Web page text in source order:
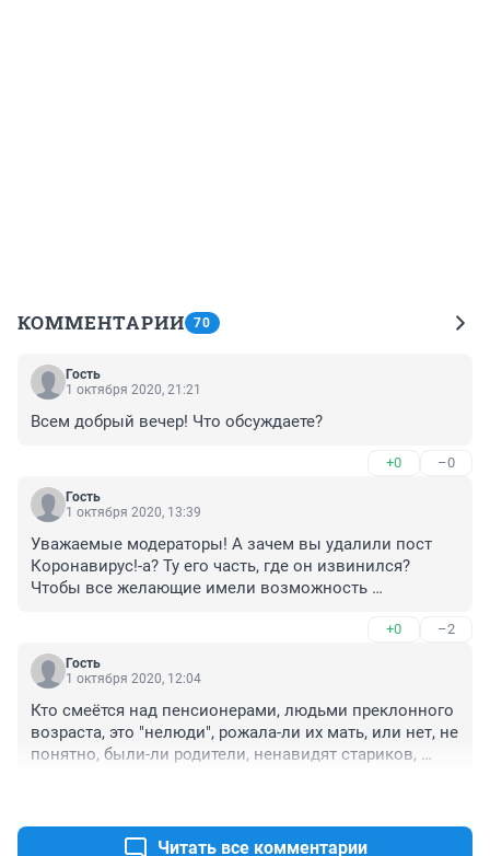
КОММЕНТАРИИ 70
Гость
1 октября 2020, 21:21
Всем добрый вечер! Что обсуждаете?
+0 –0
Гость
1 октября 2020, 13:39
Уважаемые модераторы! А зачем вы удалили пост
Коронавирус!-а? Ту его часть, где он извинился?
Чтобы все желающие имели возможность
+0 –2
Гость
1 октября 2020, 12:04
Кто смеётся над пенсионерами, людьми преклонного
возраста, это "нелюди", рожала-ли их мать, или нет, не
понятно, были-ли родители, ненавидят стариков,
Читать все комментарии